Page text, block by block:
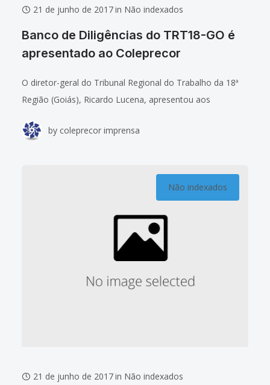
21 de junho de 2017in Não indexados
Banco de Diligências do TRT18-GO é
apresentado ao Coleprecor
O diretor-geral do Tribunal Regional do Trabalho da 18ª
Região (Goiás), Ricardo Lucena, apresentou aos
(21/6), a ferramenta eletrônica “Banco de Diligências”,
by coleprecor imprensa
Não indexados
21 de junho de 2017in Não indexados